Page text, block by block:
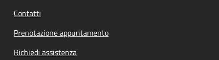
Contatti
Prenotazione appuntamento
Richiedi assistenza